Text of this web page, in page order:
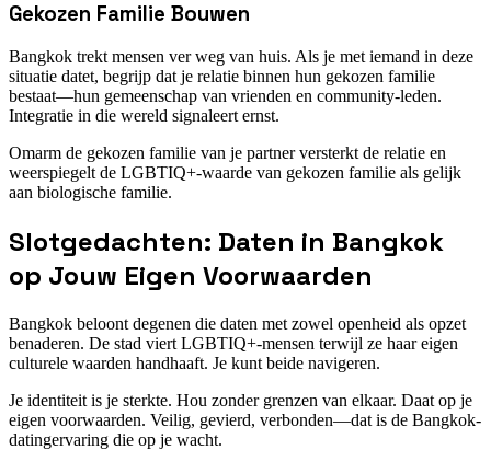
Gekozen Familie Bouwen
Bangkok trekt mensen ver weg van huis. Als je met iemand in deze
situatie datet, begrijp dat je relatie binnen hun gekozen familie
bestaat—hun gemeenschap van vrienden en community-leden.
Integratie in die wereld signaleert ernst.
Omarm de gekozen familie van je partner versterkt de relatie en
weerspiegelt de LGBTIQ+-waarde van gekozen familie als gelijk
aan biologische familie.
Slotgedachten: Daten in Bangkok
op Jouw Eigen Voorwaarden
Bangkok beloont degenen die daten met zowel openheid als opzet
benaderen. De stad viert LGBTIQ+-mensen terwijl ze haar eigen
culturele waarden handhaaft. Je kunt beide navigeren.
Je identiteit is je sterkte. Hou zonder grenzen van elkaar. Daat op je
eigen voorwaarden. Veilig, gevierd, verbonden—dat is de Bangkok-
datingervaring die op je wacht.